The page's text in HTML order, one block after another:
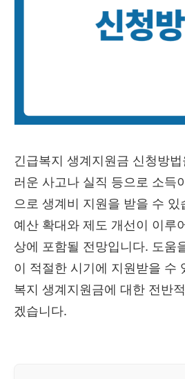
긴급복지 생계지원금 신청방
러운 사고나 실직 등으로 소득
으로 생계비 지원을 받을 수
예산 확대와 제도 개선이 이루
상에 포함될 전망입니다. 도움
이 적절한 시기에 지원받을 수
복지 생계지원금에 대한 전반
겠습니다.